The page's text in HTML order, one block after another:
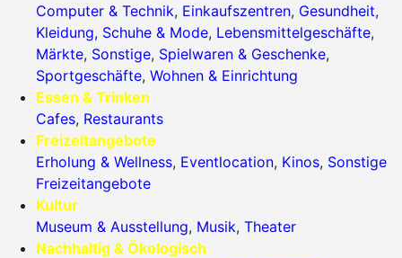
Computer & Technik, Einkaufszentren, Gesundheit,
Kleidung, Schuhe & Mode, Lebensmittelgeschäfte,
Märkte, Sonstige, Spielwaren & Geschenke,
Sportgeschäfte, Wohnen & Einrichtung
Essen & Trinken
Cafes, Restaurants
Freizeitangebote
Erholung & Wellness, Eventlocation, Kinos, Sonstige
Freizeitangebote
Kultur
Museum & Ausstellung, Musik, Theater
Nachhaltig & Ökologisch